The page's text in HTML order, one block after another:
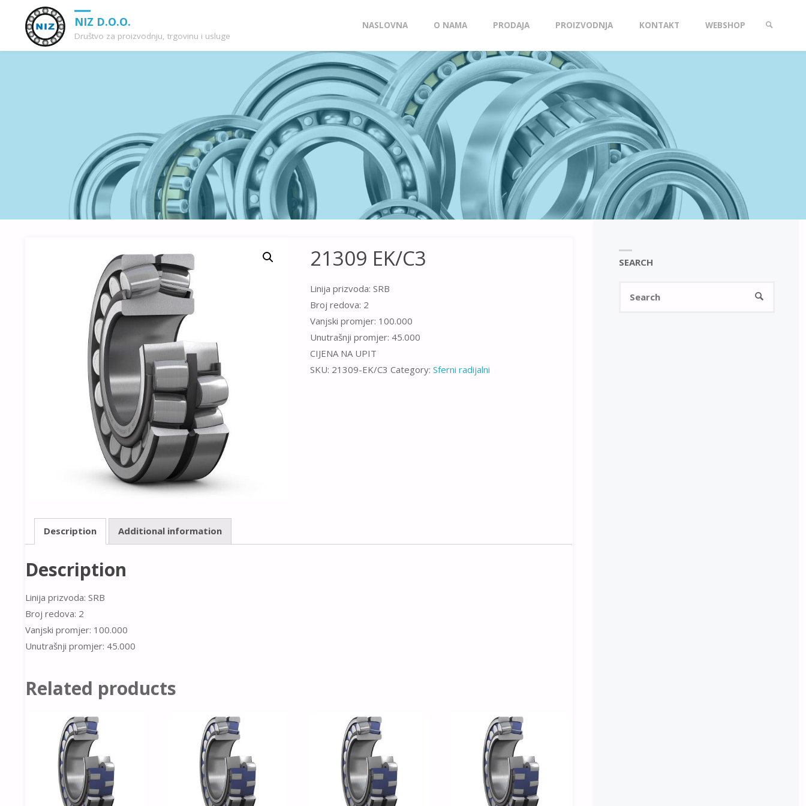
NIZ D.O.O.
Društvo za proizvodnju, trgovinu i usluge
content
NASLOVNA O NAMA PRODAJA PROIZVODNJA KONTAKT WEBSHOP
21309 EK/C3
Linija prizvoda: SRB
Broj redova: 2
Vanjski promjer: 100.000
Unutrašnji promjer: 45.000
CIJENA NA UPIT
SKU: 21309-EK/C3 Category: Sferni radijalni
Description Additional information
Description
Linija prizvoda: SRB
Broj redova: 2
Vanjski promjer: 100.000
Unutrašnji promjer: 45.000
Related products
SEARCH
SEARCH